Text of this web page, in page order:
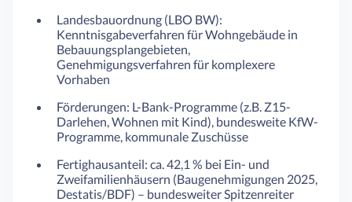
Landesbauordnung (LBO BW):
Kenntnisgabeverfahren für Wohngebäude in
Bebauungsplangebieten,
Genehmigungsverfahren für komplexere
Vorhaben
Förderungen: L-Bank-Programme (z.B. Z15-
Darlehen, Wohnen mit Kind), bundesweite KfW-
Programme, kommunale Zuschüsse
Fertighausanteil: ca. 42,1 % bei Ein- und
Zweifamilienhäusern (Baugenehmigungen 2025,
Destatis/BDF) – bundesweiter Spitzenreiter